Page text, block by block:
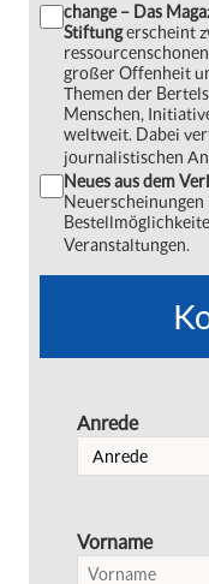
change – Das
Stiftungerscheint
großer Offenheit
Themen der
Menschen,
weltweit. Dabei
journalistischen
Neues aus dem
Veranstaltungen.
Anrede
Vorname